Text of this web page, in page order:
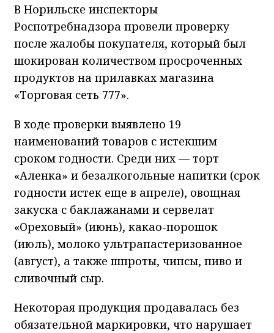
В Норильске инспекторы
Роспотребнадзора провели проверку
после жалобы покупателя, который был
шокирован количеством просроченных
продуктов на прилавках магазина
«Торговая сеть 777».
В ходе проверки выявлено 19
наименований товаров с истекшим
сроком годности. Среди них — торт
«Аленка» и безалкогольные напитки (срок
годности истек еще в апреле), овощная
закуска с баклажанами и сервелат
«Ореховый» (июнь), какао-порошок
(июль), молоко ультрапастеризованное
(август), а также шпроты, чипсы, пиво и
сливочный сыр.
Некоторая продукция продавалась без
обязательной маркировки, что нарушает